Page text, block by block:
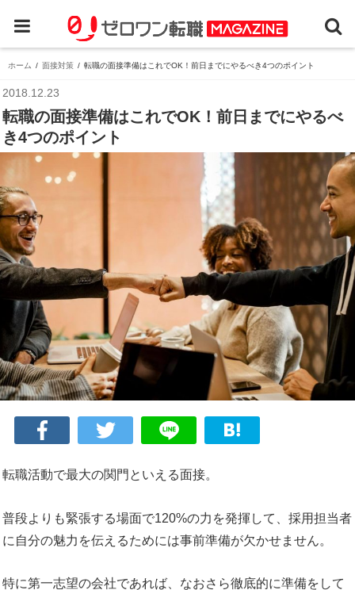
ホーム 面接対策 転職の面接準備はこれでOK！前日までにやるべき4つのポイント
2018.12.23
転職の面接準備はこれでOK！前日までにやるべ
き4つのポイント
転職活動で最大の関門といえる面接。
普段よりも緊張する場面で120%の力を発揮して、採用担当者
に自分の魅力を伝えるためには事前準備が欠かせません。
特に第一志望の会社であれば、なおさら徹底的に準備をして